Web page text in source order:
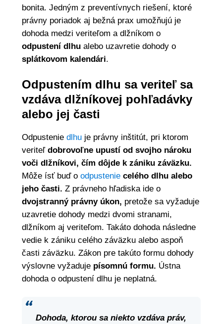
bonita. Jedným z preventívnych riešení, ktoré
právny poriadok aj bežná prax umožňujú je
dohoda medzi veriteľom a dlžníkom o
odpustení dlhualebo uzavretie dohody o
splátkovom kalendári.
Odpustením dlhu sa veriteľ sa
vzdáva dlžníkovej pohľadávky
alebo jej časti
Odpustenie dlhuje právny inštitút, pri ktorom
veriteľ dobrovoľne upustí od svojho nároku
voči dlžníkovi, čím dôjde k zániku záväzku.
Môže ísť buď o odpustenie celého dlhu alebo
jeho časti. Z právneho hľadiska ide o
dvojstranný právny úkon, pretože sa vyžaduje
uzavretie dohody medzi dvomi stranami,
dlžníkom aj veriteľom. Takáto dohoda následne
vedie k zániku celého záväzku alebo aspoň
časti záväzku. Zákon pre takúto formu dohody
výslovne vyžaduje písomnú formu. Ústna
dohoda o odpustení dlhu je neplatná.
Dohoda, ktorou sa niekto vzdáva práv,